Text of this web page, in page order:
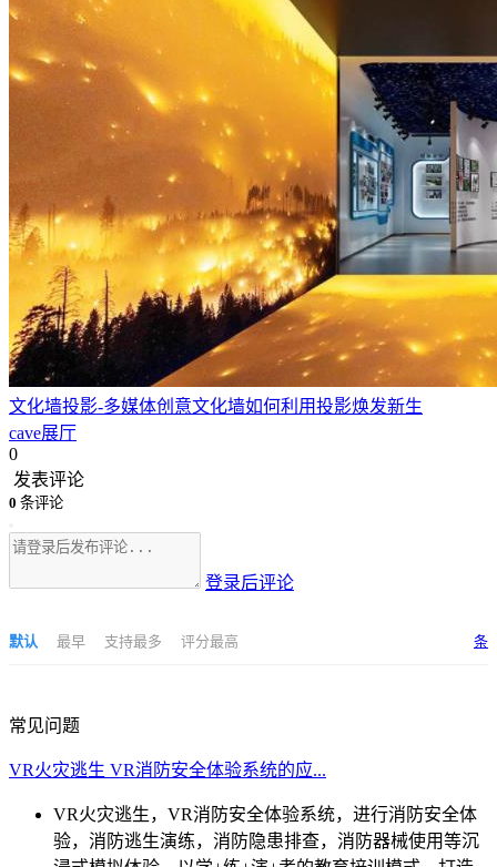
文化墙投影-多媒体创意文化墙如何利用投影焕发新生
cave展厅
0
发表评论
0 条评论
登录后评论
默认 最早 支持最多 评分最高 条
常见问题
VR火灾逃生 VR消防安全体验系统的应...
VR火灾逃生，VR消防安全体验系统，进行消防安全体
验，消防逃生演练，消防隐患排查，消防器械使用等沉